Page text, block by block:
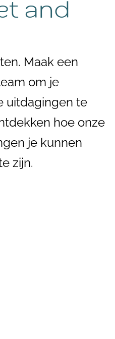
and
Maak een
om je
uitdagingen te
hoe onze
je kunnen
zijn.